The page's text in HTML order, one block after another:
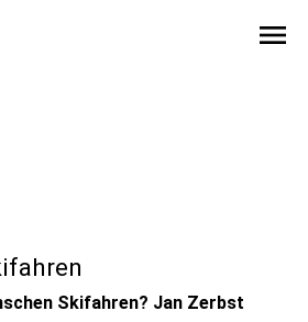
menu
Skifahren? Jan Zerbst